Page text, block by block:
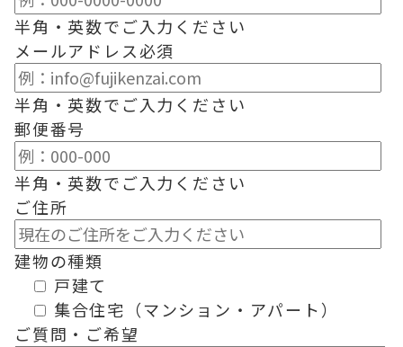
半角・英数でご入力ください
メールアドレス必須
半角・英数でご入力ください
郵便番号
半角・英数でご入力ください
ご住所
建物の種類
戸建て
集合住宅（マンション・アパート）
ご質問・ご希望